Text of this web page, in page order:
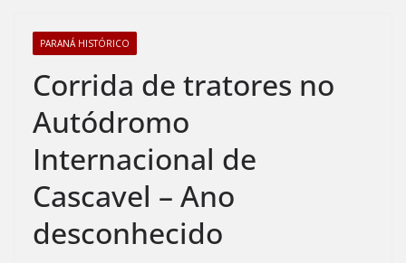
PARANÁ HISTÓRICO
Corrida de tratores no
Autódromo
Internacional de
Cascavel – Ano
desconhecido